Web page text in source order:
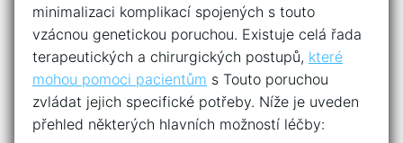
minimalizaci‌ komplikací spojených s touto⁣
vzácnou ​genetickou ​poruchou. Existuje celá řada
terapeutických‌ a chirurgických ‍postupů,⁣ které
mohou ​pomoci pacientům s Touto ⁤poruchou⁢
zvládat ⁢jejich specifické potřeby. Níže je uveden
přehled některých hlavních možností léčby: